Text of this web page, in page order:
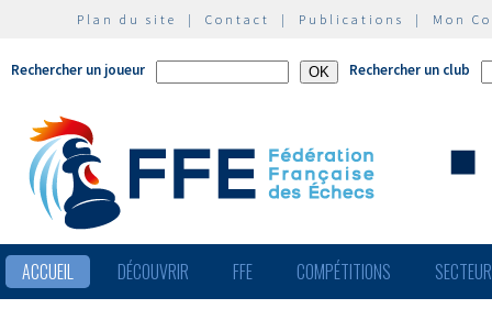
Plan du site | Contact | Publications | Mon
Rechercher un joueur Rechercher un club
ACCUEIL DÉCOUVRIR FFE COMPÉTITIONS